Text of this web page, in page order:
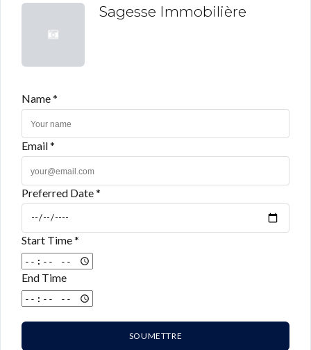
Sagesse Immobilière
Name *
Email *
Preferred Date *
Start Time *
End Time
SOUMETTRE